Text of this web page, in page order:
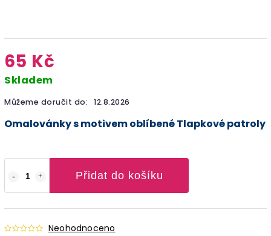
65 Kč
Skladem
Můžeme doručit do: 12.8.2026
Přidat do košíku
Neohodnoceno
Omalovánky s motivem oblíbené Tlapkové patroly